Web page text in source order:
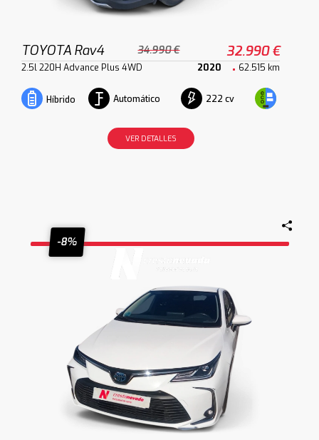
TOYOTA Rav4 34.990 € 32.990 €
2.5l 220H Advance Plus 4WD 2020 62.515 km
Híbrido Automático 222 cv
VER DETALLES
-8%